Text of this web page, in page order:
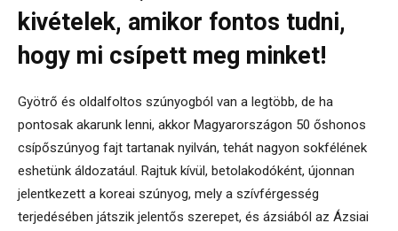
kivételek, amikor fontos tudni,
hogy mi csípett meg minket!
Gyötrő és oldalfoltos szúnyogból van a legtöbb, de ha
pontosak akarunk lenni, akkor Magyarországon 50 őshonos
csípőszúnyog fajt tartanak nyilván, tehát nagyon sokfélének
eshetünk áldozatául. Rajtuk kívül, betolakodóként, újonnan
jelentkezett a koreai szúnyog, mely a szívférgesség
terjedésében játszik jelentős szerepet, és ázsiából az Ázsiai